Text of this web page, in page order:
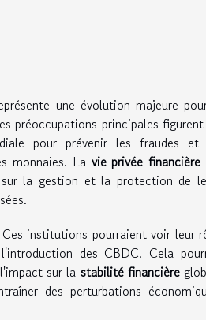
une évolution majeure
préoccupations principales
pour prévenir les fraudes et
monnaies. La vie privée financière
la gestion et la protection de
institutions pourraient voir leur
des CBDC. Cela
sur la stabilité financière
des perturbations